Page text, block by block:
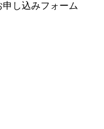
し込みフォーム